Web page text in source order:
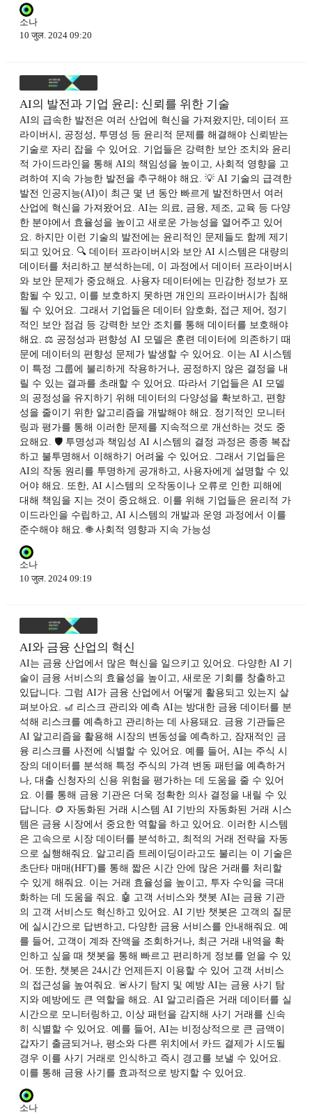
소나
10 जुल. 2024 09:20
AI의 발전과 기업 윤리: 신뢰를 위한 기술
AI의 급속한 발전은 여러 산업에 혁신을 가져왔지만, 데이터 프
라이버시, 공정성, 투명성 등 윤리적 문제를 해결해야 신뢰받는
기술로 자리 잡을 수 있어요. 기업들은 강력한 보안 조치와 윤리
적 가이드라인을 통해 AI의 책임성을 높이고, 사회적 영향을 고
려하여 지속 가능한 발전을 추구해야 해요. 💡 AI 기술의 급격한
발전 인공지능(AI)이 최근 몇 년 동안 빠르게 발전하면서 여러
산업에 혁신을 가져왔어요. AI는 의료, 금융, 제조, 교육 등 다양
한 분야에서 효율성을 높이고 새로운 가능성을 열어주고 있어
요. 하지만 이런 기술의 발전에는 윤리적인 문제들도 함께 제기
되고 있어요. 🔍 데이터 프라이버시와 보안 AI 시스템은 대량의
데이터를 처리하고 분석하는데, 이 과정에서 데이터 프라이버시
와 보안 문제가 중요해요. 사용자 데이터에는 민감한 정보가 포
함될 수 있고, 이를 보호하지 못하면 개인의 프라이버시가 침해
될 수 있어요. 그래서 기업들은 데이터 암호화, 접근 제어, 정기
적인 보안 점검 등 강력한 보안 조치를 통해 데이터를 보호해야
해요. ⚖️ 공정성과 편향성 AI 모델은 훈련 데이터에 의존하기 때
문에 데이터의 편향성 문제가 발생할 수 있어요. 이는 AI 시스템
이 특정 그룹에 불리하게 작용하거나, 공정하지 않은 결정을 내
릴 수 있는 결과를 초래할 수 있어요. 따라서 기업들은 AI 모델
의 공정성을 유지하기 위해 데이터의 다양성을 확보하고, 편향
성을 줄이기 위한 알고리즘을 개발해야 해요. 정기적인 모니터
링과 평가를 통해 이러한 문제를 지속적으로 개선하는 것도 중
요해요. 🛡️ 투명성과 책임성 AI 시스템의 결정 과정은 종종 복잡
하고 불투명해서 이해하기 어려울 수 있어요. 그래서 기업들은
AI의 작동 원리를 투명하게 공개하고, 사용자에게 설명할 수 있
어야 해요. 또한, AI 시스템의 오작동이나 오류로 인한 피해에
대해 책임을 지는 것이 중요해요. 이를 위해 기업들은 윤리적 가
이드라인을 수립하고, AI 시스템의 개발과 운영 과정에서 이를
준수해야 해요. 🌐 사회적 영향과 지속 가능성
소나
10 जुल. 2024 09:19
AI와 금융 산업의 혁신
AI는 금융 산업에서 많은 혁신을 일으키고 있어요. 다양한 AI 기
술이 금융 서비스의 효율성을 높이고, 새로운 기회를 창출하고
있답니다. 그럼 AI가 금융 산업에서 어떻게 활용되고 있는지 살
펴보아요. 🎢 리스크 관리와 예측 AI는 방대한 금융 데이터를 분
석해 리스크를 예측하고 관리하는 데 사용돼요. 금융 기관들은
AI 알고리즘을 활용해 시장의 변동성을 예측하고, 잠재적인 금
융 리스크를 사전에 식별할 수 있어요. 예를 들어, AI는 주식 시
장의 데이터를 분석해 특정 주식의 가격 변동 패턴을 예측하거
나, 대출 신청자의 신용 위험을 평가하는 데 도움을 줄 수 있어
요. 이를 통해 금융 기관은 더욱 정확한 의사 결정을 내릴 수 있
답니다. 🪙 자동화된 거래 시스템 AI 기반의 자동화된 거래 시스
템은 금융 시장에서 중요한 역할을 하고 있어요. 이러한 시스템
은 고속으로 시장 데이터를 분석하고, 최적의 거래 전략을 자동
으로 실행해줘요. 알고리즘 트레이딩이라고도 불리는 이 기술은
초단타 매매(HFT)를 통해 짧은 시간 안에 많은 거래를 처리할
수 있게 해줘요. 이는 거래 효율성을 높이고, 투자 수익을 극대
화하는 데 도움을 줘요. 🤖 고객 서비스와 챗봇 AI는 금융 기관
의 고객 서비스도 혁신하고 있어요. AI 기반 챗봇은 고객의 질문
에 실시간으로 답변하고, 다양한 금융 서비스를 안내해줘요. 예
를 들어, 고객이 계좌 잔액을 조회하거나, 최근 거래 내역을 확
인하고 싶을 때 챗봇을 통해 빠르고 편리하게 정보를 얻을 수 있
어. 또한, 챗봇은 24시간 언제든지 이용할 수 있어 고객 서비스
의 접근성을 높여줘요. 🚨사기 탐지 및 예방 AI는 금융 사기 탐
지와 예방에도 큰 역할을 해요. AI 알고리즘은 거래 데이터를 실
시간으로 모니터링하고, 이상 패턴을 감지해 사기 거래를 신속
히 식별할 수 있어요. 예를 들어, AI는 비정상적으로 큰 금액이
갑자기 출금되거나, 평소와 다른 위치에서 카드 결제가 시도될
경우 이를 사기 거래로 인식하고 즉시 경고를 보낼 수 있어요.
이를 통해 금융 사기를 효과적으로 방지할 수 있어요.
소나